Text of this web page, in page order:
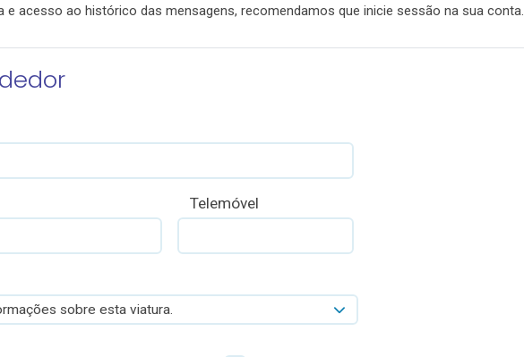
e acesso ao histórico das mensagens, recomendamos que inicie sessão na sua conta.
Telemóvel
sobre esta viatura.